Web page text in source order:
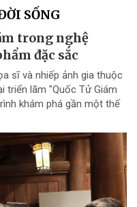
SỐNG
trong nghệ
đặc sắc
sĩ và nhiếp ảnh gia thuộc
triển lãm "Quốc Tử Giám
khám phá gần một thế